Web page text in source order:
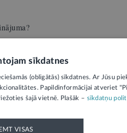
Nr.
sīkdatnes
(obligātās) sīkdatnes. Ar Jūsu
Papildinformācijai atveriet
šajā vietnē. Plašāk – sīkdatņu
VISAS